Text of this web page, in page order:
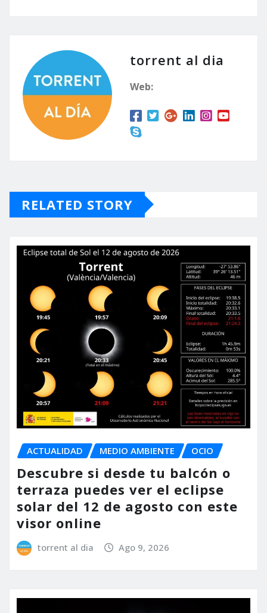
torrent al dia
Web:
RELATED STORY
ACTUALIDAD MEDIO AMBIENTE OCIO
Descubre si desde tu balcón o
terraza puedes ver el eclipse
solar del 12 de agosto con este
visor online
torrent al dia Ago 9, 2026